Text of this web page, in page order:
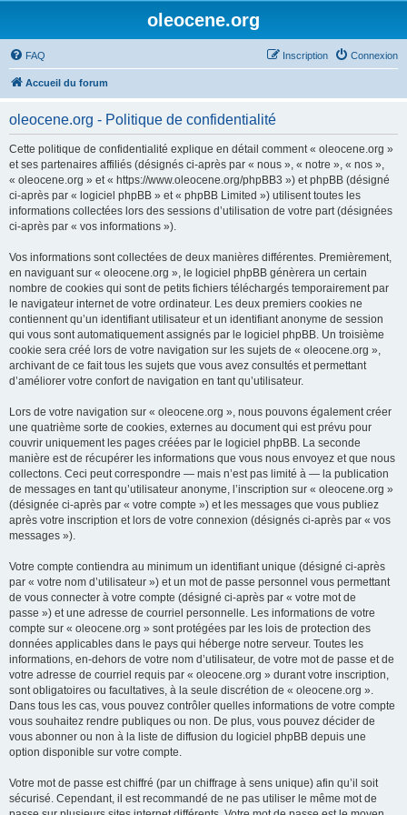
oleocene.org
FAQ Connexion
Inscription
Accueil du forum
oleocene.org - Politique de confidentialité
Cette politique de confidentialité explique en détail comment « oleocene.org »
et ses partenaires affiliés (désignés ci-après par « nous », « notre », « nos »,
« oleocene.org » et « https://www.oleocene.org/phpBB3 ») et phpBB (désigné
ci-après par « logiciel phpBB » et « phpBB Limited ») utilisent toutes les
informations collectées lors des sessions d’utilisation de votre part (désignées
ci-après par « vos informations »).
Vos informations sont collectées de deux manières différentes. Premièrement,
en naviguant sur « oleocene.org », le logiciel phpBB génèrera un certain
nombre de cookies qui sont de petits fichiers téléchargés temporairement par
le navigateur internet de votre ordinateur. Les deux premiers cookies ne
contiennent qu’un identifiant utilisateur et un identifiant anonyme de session
qui vous sont automatiquement assignés par le logiciel phpBB. Un troisième
cookie sera créé lors de votre navigation sur les sujets de « oleocene.org »,
archivant de ce fait tous les sujets que vous avez consultés et permettant
d’améliorer votre confort de navigation en tant qu’utilisateur.
Lors de votre navigation sur « oleocene.org », nous pouvons également créer
une quatrième sorte de cookies, externes au document qui est prévu pour
couvrir uniquement les pages créées par le logiciel phpBB. La seconde
manière est de récupérer les informations que vous nous envoyez et que nous
collectons. Ceci peut correspondre — mais n’est pas limité à — la publication
de messages en tant qu’utilisateur anonyme, l’inscription sur « oleocene.org »
(désignée ci-après par « votre compte ») et les messages que vous publiez
après votre inscription et lors de votre connexion (désignés ci-après par « vos
messages »).
Votre compte contiendra au minimum un identifiant unique (désigné ci-après
par « votre nom d’utilisateur ») et un mot de passe personnel vous permettant
de vous connecter à votre compte (désigné ci-après par « votre mot de
passe ») et une adresse de courriel personnelle. Les informations de votre
compte sur « oleocene.org » sont protégées par les lois de protection des
données applicables dans le pays qui héberge notre serveur. Toutes les
informations, en-dehors de votre nom d’utilisateur, de votre mot de passe et de
votre adresse de courriel requis par « oleocene.org » durant votre inscription,
sont obligatoires ou facultatives, à la seule discrétion de « oleocene.org ».
Dans tous les cas, vous pouvez contrôler quelles informations de votre compte
vous souhaitez rendre publiques ou non. De plus, vous pouvez décider de
vous abonner ou non à la liste de diffusion du logiciel phpBB depuis une
option disponible sur votre compte.
Votre mot de passe est chiffré (par un chiffrage à sens unique) afin qu’il soit
sécurisé. Cependant, il est recommandé de ne pas utiliser le même mot de